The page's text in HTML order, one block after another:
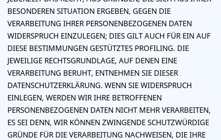
BESONDEREN SITUATION ERGEBEN, GEGEN DIE
VERARBEITUNG IHRER PERSONENBEZOGENEN DATEN
WIDERSPRUCH EINZULEGEN; DIES GILT AUCH FÜR EIN AUF
DIESE BESTIMMUNGEN GESTÜTZTES PROFILING. DIE
JEWEILIGE RECHTSGRUNDLAGE, AUF DENEN EINE
VERARBEITUNG BERUHT, ENTNEHMEN SIE DIESER
DATENSCHUTZERKLÄRUNG. WENN SIE WIDERSPRUCH
EINLEGEN, WERDEN WIR IHRE BETROFFENEN
PERSONENBEZOGENEN DATEN NICHT MEHR VERARBEITEN,
ES SEI DENN, WIR KÖNNEN ZWINGENDE SCHUTZWÜRDIGE
GRÜNDE FÜR DIE VERARBEITUNG NACHWEISEN, DIE IHRE